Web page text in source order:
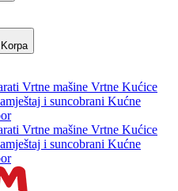
Korpa
Vrtne mašine Vrtne Kućice
i suncobrani Kućne
Vrtne mašine Vrtne Kućice
i suncobrani Kućne